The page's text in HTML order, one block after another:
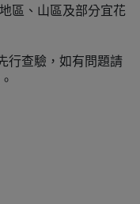
區、山區及部分宜花
行查驗，如有問題請